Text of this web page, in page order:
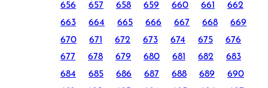
656
657 658 659 660 661
662
663
664 665 666 667 668
669
670
671 672 673 674 675
676
677
678 679 680 681 682
683
684
685 686 687 688 689
690